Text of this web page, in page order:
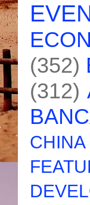
(352)
(312)